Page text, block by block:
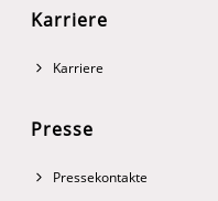
Karriere
Karriere
Presse
Pressekontakte